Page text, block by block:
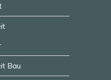
Bau